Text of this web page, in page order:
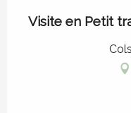
Visite en Petit